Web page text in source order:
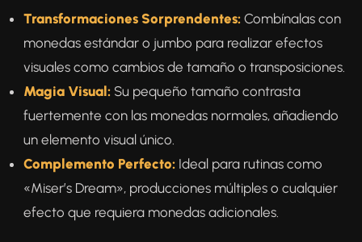
Transformaciones Sorprendentes: Combínalas con
monedas estándar o jumbo para realizar efectos
visuales como cambios de tamaño o transposiciones.
Magia Visual: Su pequeño tamaño contrasta
fuertemente con las monedas normales, añadiendo
un elemento visual único.
Complemento Perfecto: Ideal para rutinas como
«Miser’s Dream», producciones múltiples o cualquier
efecto que requiera monedas adicionales.